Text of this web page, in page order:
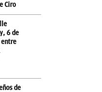
Ciro
6 de
entre
de